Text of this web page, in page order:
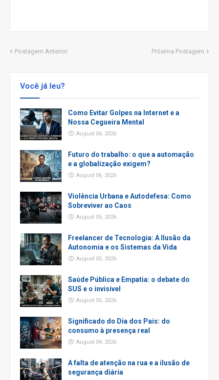
Postagem Anterior Próxima Postagem
Você já leu?
Como Evitar Golpes na Internet e a
Nossa Cegueira Mental
August 06, 2026
Futuro do trabalho: o que a automação
e a globalização exigem?
August 06, 2026
Violência Urbana e Autodefesa: Como
Sobreviver ao Caos
August 05, 2026
Freelancer de Tecnologia: A Ilusão da
Autonomia e os Sistemas da Vida
August 05, 2026
Saúde Pública e Empatia: o debate do
SUS e o invisivel
August 05, 2026
Significado do Dia dos Pais: do
consumo à presença real
August 04, 2026
A falta de atenção na rua e a ilusão de
segurança diária